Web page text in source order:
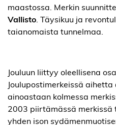
maastossa. Merkin
Vallisto . Täysikuu ja
taianomaista tunnelmaa.
Jouluun liittyy oleellisena
Joulupostimerkeissä
ainoastaan kolmessa
2003 piirtämässä
yhden ison